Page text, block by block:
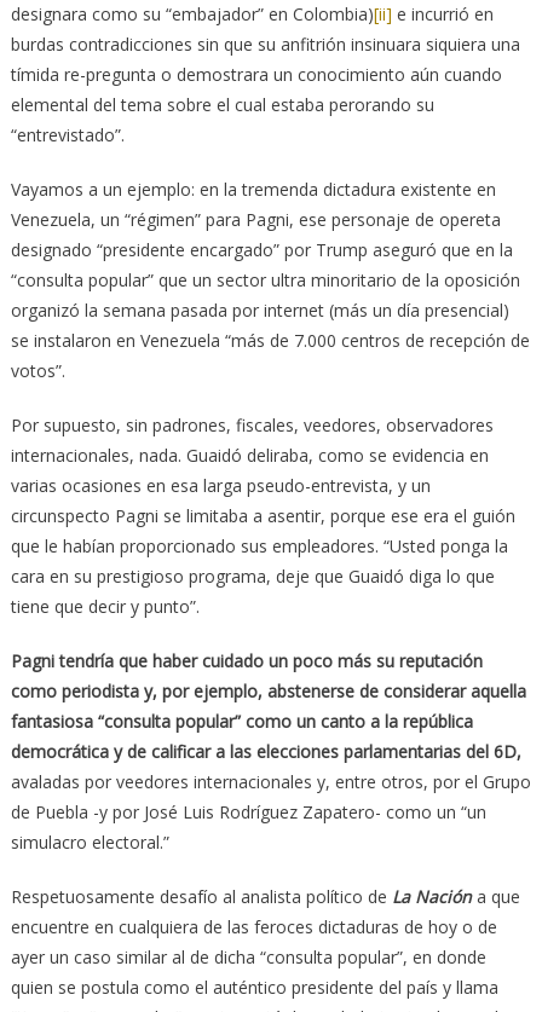
designara como su “embajador” en Colombia)[ii] e incurrió en
burdas contradicciones sin que su anfitrión insinuara siquiera una
tímida re-pregunta o demostrara un conocimiento aún cuando
elemental del tema sobre el cual estaba perorando su
“entrevistado”.
Vayamos a un ejemplo: en la tremenda dictadura existente en
Venezuela, un “régimen” para Pagni, ese personaje de opereta
designado “presidente encargado” por Trump aseguró que en la
“consulta popular” que un sector ultra minoritario de la oposición
organizó la semana pasada por internet (más un día presencial)
se instalaron en Venezuela “más de 7.000 centros de recepción de
votos”.
Por supuesto, sin padrones, fiscales, veedores, observadores
internacionales, nada. Guaidó deliraba, como se evidencia en
varias ocasiones en esa larga pseudo-entrevista, y un
circunspecto Pagni se limitaba a asentir, porque ese era el guión
que le habían proporcionado sus empleadores. “Usted ponga la
cara en su prestigioso programa, deje que Guaidó diga lo que
tiene que decir y punto”.
Pagni tendría que haber cuidado un poco más su reputación
como periodista y, por ejemplo, abstenerse de considerar aquella
fantasiosa “consulta popular” como un canto a la república
democrática y de calificar a las elecciones parlamentarias del 6D,
avaladas por veedores internacionales y, entre otros, por el Grupo
de Puebla -y por José Luis Rodríguez Zapatero- como un “un
simulacro electoral.”
Respetuosamente desafío al analista político de La Nacióna que
encuentre en cualquiera de las feroces dictaduras de hoy o de
ayer un caso similar al de dicha “consulta popular”, en donde
quien se postula como el auténtico presidente del país y llama